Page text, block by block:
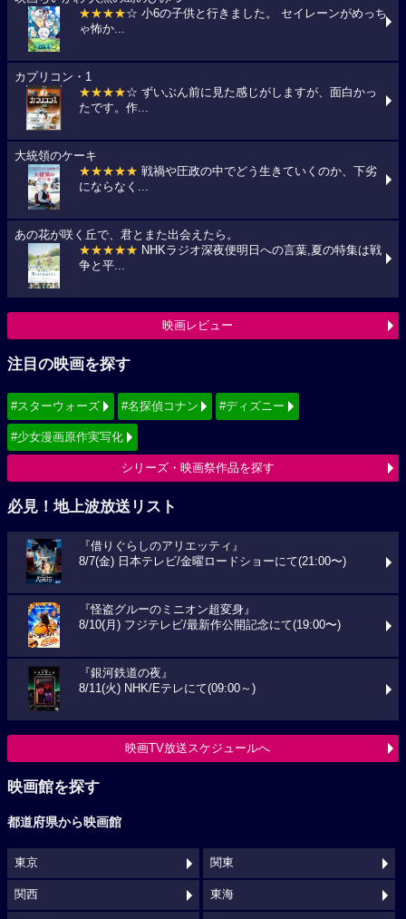
★★★★☆ 小6の子供と行きました。 セイレーンがめっち
ゃ怖か...
カプリコン・1
★★★★☆ ずいぶん前に見た感じがしますが、面白かっ
たです。作...
大統領のケーキ
★★★★★ 戦禍や圧政の中でどう生きていくのか、下劣
にならなく...
あの花が咲く丘で、君とまた出会えたら。
★★★★★ NHKラジオ深夜便明日への言葉,夏の特集は戦
争と平...
映画レビュー
注目の映画を探す
#スターウォーズ #名探偵コナン #ディズニー
#少女漫画原作実写化
シリーズ・映画祭作品を探す
必見！地上波放送リスト
『借りぐらしのアリエッティ』
8/7(金) 日本テレビ/金曜ロードショーにて(21:00〜)
『怪盗グルーのミニオン超変身』
8/10(月) フジテレビ/最新作公開記念にて(19:00〜)
『銀河鉄道の夜』
8/11(火) NHK/Eテレにて(09:00～)
映画TV放送スケジュールへ
映画館を探す
都道府県から映画館
東京 関東
関西 東海